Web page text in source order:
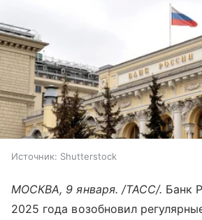
Источник: Shutterstock
МОСКВА, 9 января. /ТАСС/. Банк
2025 года возобновил